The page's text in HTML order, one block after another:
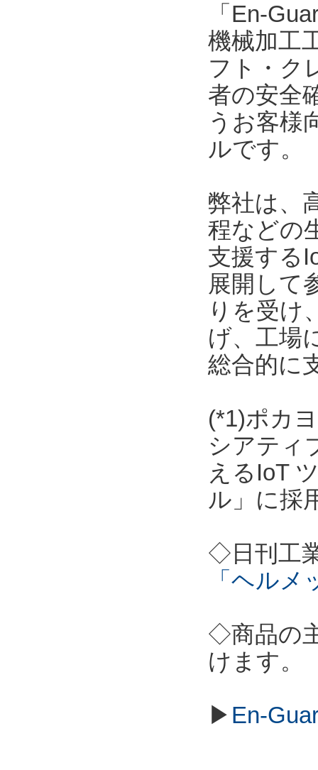
「En-
機械加工
フト・ク
者の安全
うお客様
ルです。
弊社は、
程などの
支援する
展開して
りを受け
げ、工場
総合的に
(*1)ポカ
シアティ
えるIoT
ル」に採
◇日刊工
「ヘル
◇商品の
けます。
▶ En-